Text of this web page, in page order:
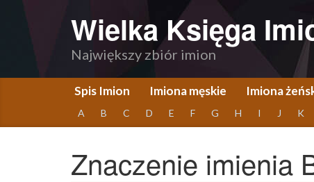
Wielka Księga
Największy zbiór imion
Spis Imion Imiona męskie Imiona
A B C D E F G H I J K
Znaczenie imienia